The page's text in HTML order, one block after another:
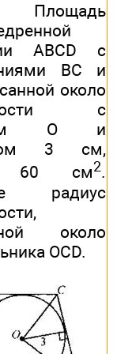
ABCD с
ВС и
около
с
О и
3 см,
60 см2.
радиус
около
OCD.